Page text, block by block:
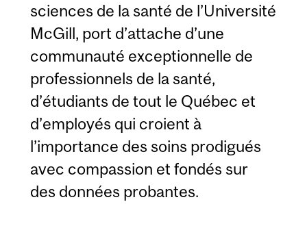
sciences de la santé de l’Université
McGill, port d’attache d’une
communauté exceptionnelle de
professionnels de la santé,
d’étudiants de tout le Québec et
d’employés qui croient à
l’importance des soins prodigués
avec compassion et fondés sur
des données probantes.